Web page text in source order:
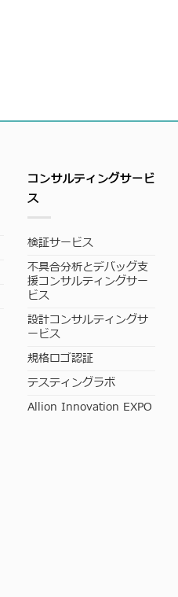
コンサルティングサービ
ス
検証サービス
不具合分析とデバッグ支
援コンサルティングサー
ビス
設計コンサルティングサ
ービス
規格ロゴ認証
テスティングラボ
Allion Innovation EXPO